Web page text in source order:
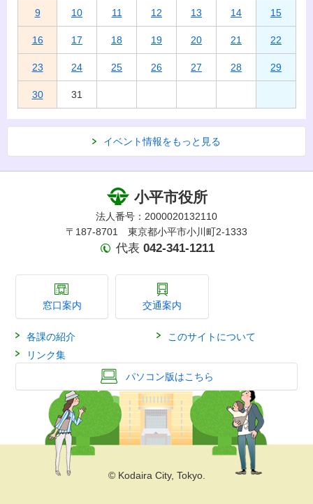
9 10 11 12 13 14 15
16 17 18 19 20 21 22
23 24 25 26 27 28 29
30 31
イベント情報をもっと見る
小平市役所
法人番号：2000020132110
〒187-8701 東京都小平市小川町2-1333
代表 042-341-1211
窓口案内 交通案内
各課の紹介
このサイトについて
リンク集
パソコン版はこちら
© Kodaira City, Tokyo.